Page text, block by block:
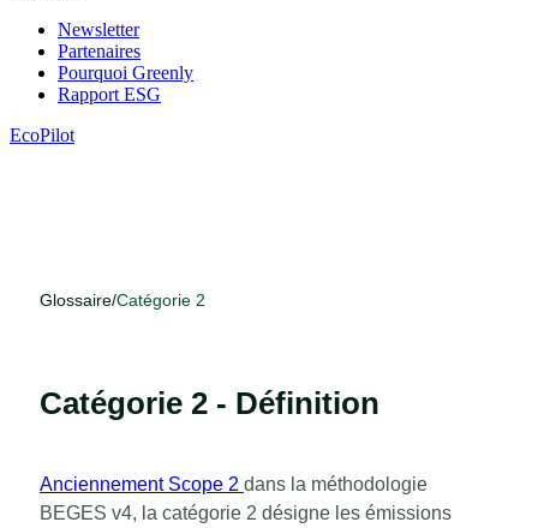
Newsletter
Partenaires
Pourquoi Greenly
Rapport ESG
EcoPilot
Glossaire/Catégorie 2
Catégorie 2 - Définition
Anciennement Scope 2 dans la méthodologie
BEGES v4, la catégorie 2 désigne les émissions